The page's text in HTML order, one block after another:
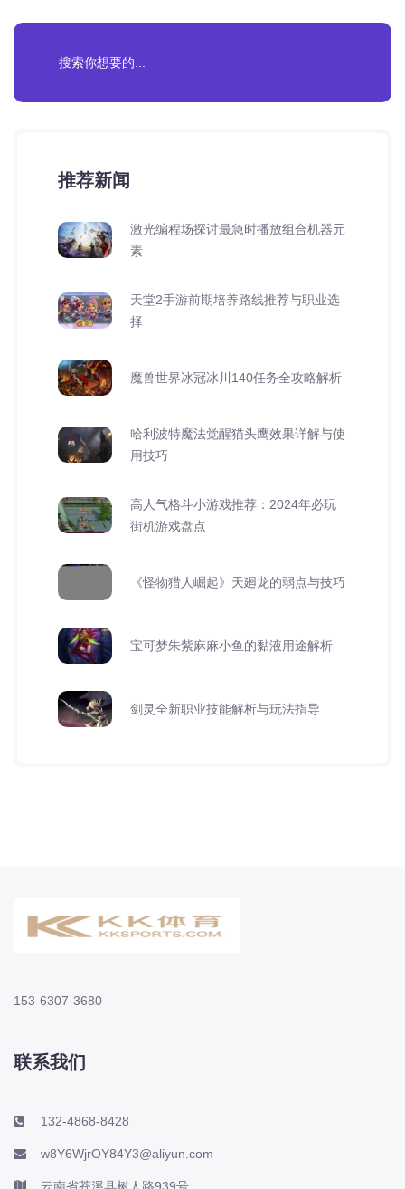
推荐新闻
激光编程场探讨最急时播放组合机器元
素
天堂2手游前期培养路线推荐与职业选
择
魔兽世界冰冠冰川140任务全攻略解析
哈利波特魔法觉醒猫头鹰效果详解与使
用技巧
高人气格斗小游戏推荐：2024年必玩
街机游戏盘点
《怪物猎人崛起》天廻龙的弱点与技巧
宝可梦朱紫麻麻小鱼的黏液用途解析
剑灵全新职业技能解析与玩法指导
153-6307-3680
联系我们
132-4868-8428
w8Y6WjrOY84Y3@aliyun.com
云南省苍溪县树人路939号